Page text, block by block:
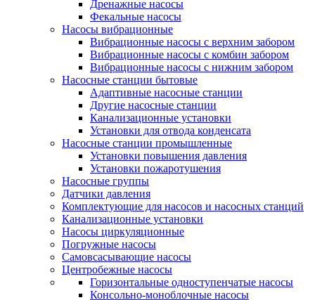
Дренажные насосы
Фекальные насосы
Насосы вибрационные
Вибрационные насосы с верхним забором
Вибрационные насосы с комбин забором
Вибрационные насосы с нижним забором
Насосные станции бытовые
Адаптивные насосные станции
Другие насосные станции
Канализационные установки
Установки для отвода конденсата
Насосные станции промышленные
Установки повышения давления
Установки пожаротушения
Насосные группы
Датчики давления
Комплектующие для насосов и насосных станций
Канализационные установки
Насосы циркуляционные
Погружные насосы
Самовсасывающие насосы
Центробежные насосы
Горизонтальные одноступенчатые насосы
Консольно-моноблочные насосы